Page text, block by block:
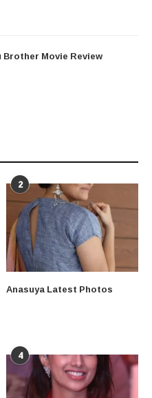
Brother Movie Review
2
Anasuya Latest Photos
4